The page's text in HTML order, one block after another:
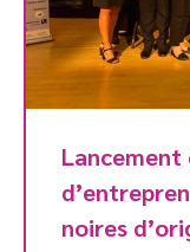
noires